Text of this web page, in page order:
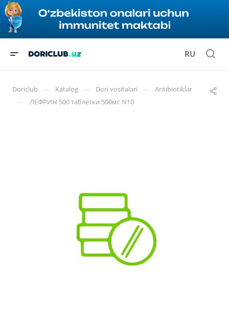
RU
Doriclub — Katalog — Dori vositalari — Antibiotiklar
— ЛЕФРИН 500 таблетки 500мг N10